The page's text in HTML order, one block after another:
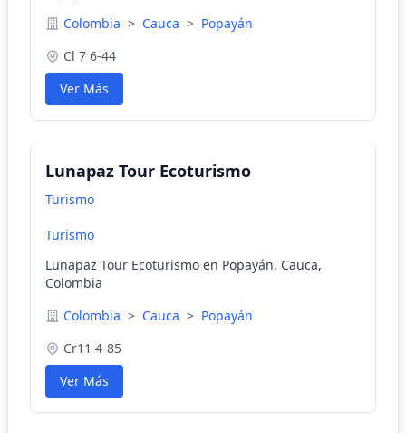
Colombia > Cauca > Popayán
Cl 7 6-44
Ver Más
Lunapaz Tour Ecoturismo
Turismo
Turismo
Lunapaz Tour Ecoturismo en Popayán, Cauca,
Colombia
Colombia > Cauca > Popayán
Cr11 4-85
Ver Más